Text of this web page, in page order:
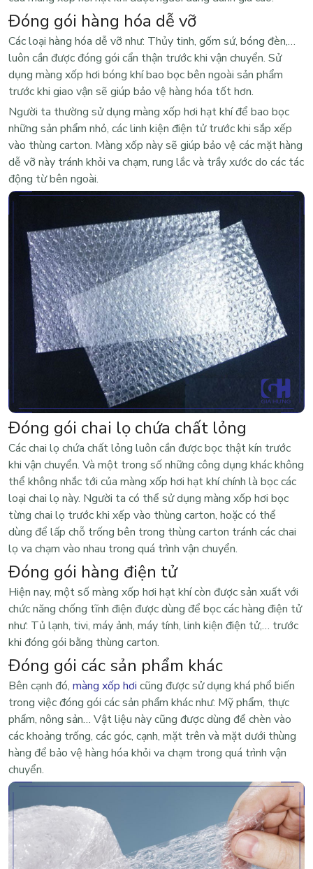
Đóng gói hàng hóa dễ vỡ
Các loại hàng hóa dễ vỡ như: Thủy tinh, gốm sứ, bóng đèn,…
luôn cần được đóng gói cẩn thận trước khi vận chuyển. Sử
dụng màng xốp hơi bóng khí bao bọc bên ngoài sản phẩm
trước khi giao vận sẽ giúp bảo vệ hàng hóa tốt hơn.
Người ta thường sử dụng màng xốp hơi hạt khí để bao bọc
những sản phẩm nhỏ, các linh kiện điện tử trước khi sắp xếp
vào thùng carton. Màng xốp này sẽ giúp bảo vệ các mặt hàng
dễ vỡ này tránh khỏi va chạm, rung lắc và trầy xước do các tác
động từ bên ngoài.
Đóng gói chai lọ chứa chất lỏng
Các chai lọ chứa chất lỏng luôn cần được bọc thật kín trước
khi vận chuyển. Và một trong số những công dụng khác không
thể không nhắc tới của màng xốp hơi hạt khí chính là bọc các
loại chai lọ này. Người ta có thể sử dụng màng xốp hơi bọc
từng chai lọ trước khi xếp vào thùng carton, hoặc có thể
dùng để lấp chỗ trống bên trong thùng carton tránh các chai
lọ va chạm vào nhau trong quá trình vận chuyển.
Đóng gói hàng điện tử
Hiện nay, một số màng xốp hơi hạt khí còn được sản xuất với
chức năng chống tĩnh điện được dùng để bọc các hàng điện tử
như: Tủ lạnh, tivi, máy ảnh, máy tính, linh kiện điện tử,… trước
khi đóng gói bằng thùng carton.
Đóng gói các sản phẩm khác
Bên cạnh đó, màng xốp hơi cũng được sử dụng khá phổ biến
trong việc đóng gói các sản phẩm khác như: Mỹ phẩm, thực
phẩm, nông sản… Vật liệu này cũng được dùng để chèn vào
các khoảng trống, các góc, cạnh, mặt trên và mặt dưới thùng
hàng để bảo vệ hàng hóa khỏi va chạm trong quá trình vận
chuyển.